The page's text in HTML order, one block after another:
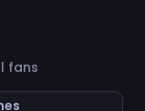
fans